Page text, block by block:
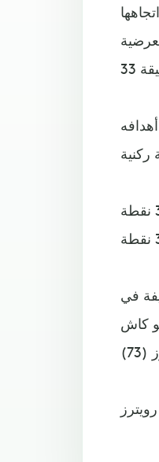
وحافظ نيوكاسل على سجله الخالي من الهزيمة في الدوري في 2022، ورفع رصيده إلى 31 نقطة
في
ماتيو كاش